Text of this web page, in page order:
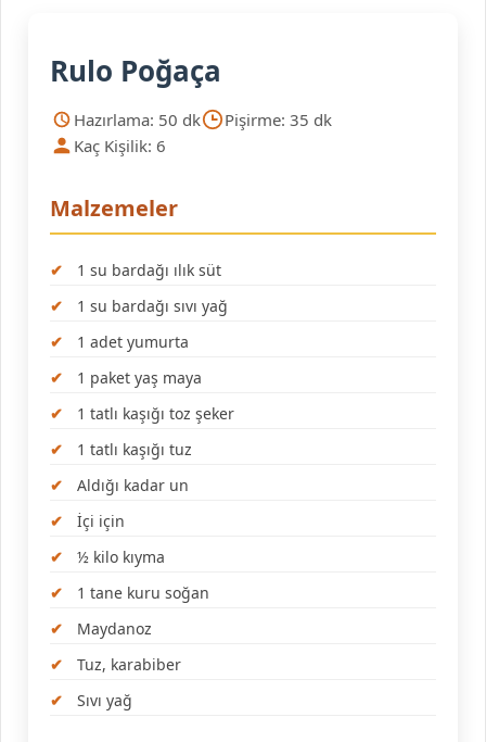
Rulo Poğaça
Hazırlama: 50 dk
Pişirme: 35 dk
Kaç Kişilik: 6
Malzemeler
1 su bardağı ılık süt
1 su bardağı sıvı yağ
1 adet yumurta
1 paket yaş maya
1 tatlı kaşığı toz şeker
1 tatlı kaşığı tuz
Aldığı kadar un
İçi için
½ kilo kıyma
1 tane kuru soğan
Maydanoz
Tuz, karabiber
Sıvı yağ